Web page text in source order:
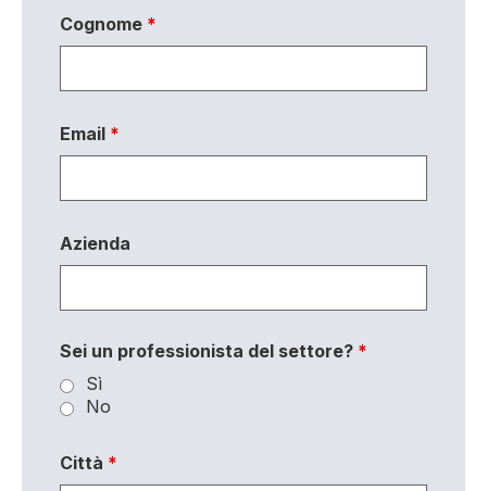
Cognome *
Email *
Azienda
Sei un professionista del settore? *
Sì
No
Città *